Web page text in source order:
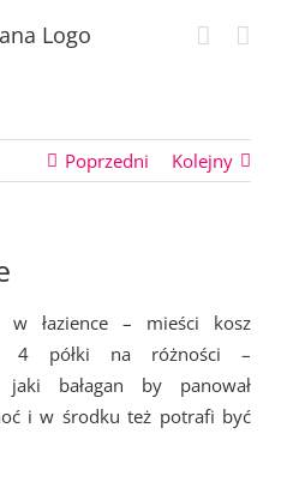
Poprzedni Kolejny
łazience – mieści kosz
4 półki na różności –
bałagan by panował
i w środku też potrafi być